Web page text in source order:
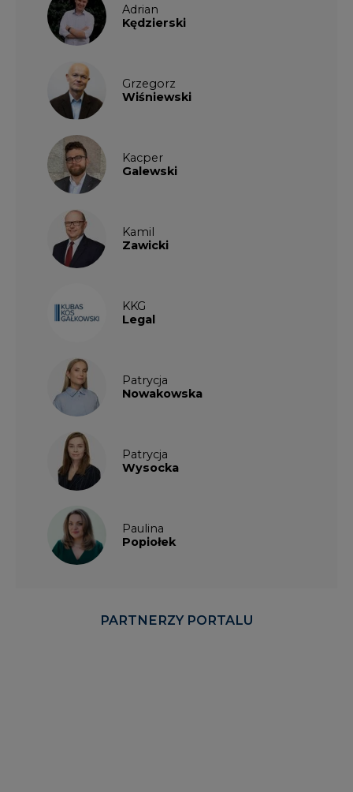
Adrian
Kędzierski
Grzegorz
Wiśniewski
Kacper
Galewski
Kamil
Zawicki
KKG
Legal
Patrycja
Nowakowska
Patrycja
Wysocka
Paulina
Popiołek
PARTNERZY PORTALU